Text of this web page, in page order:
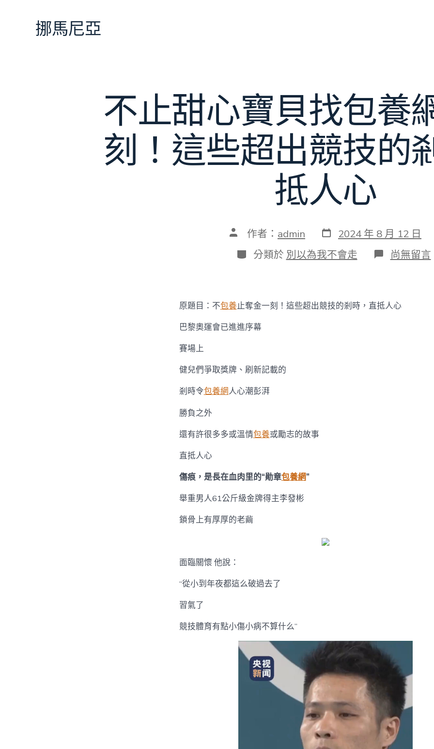
挪馬尼亞
不止甜心寶貝找包養
刻！這些超出競技的
抵人心
文
作
者
作者： admin 發
表
日
期
2024 年 8 月 12 日
分
類
分類於 別以為我不會走 在
〈不
寶
貝
尚無留言
原題目：不包養止奪金一刻！這些超出競技的剎時，直抵人心
巴黎奧運會已進進序幕
賽場上
健兒們爭取獎牌、刷新記載的
剎時令包養網人心潮彭湃
勝負之外
還有許很多多或溫情包養或勵志的故事
直抵人心
傷痕，是長在血肉里的“勛章包養網”
舉重男人61公斤級金牌得主李發彬
鎖骨上有厚厚的老繭
面臨關懷 他說：
“從小到年夜都這么破過去了
習氣了
競技體育有點小傷小病不算什么”